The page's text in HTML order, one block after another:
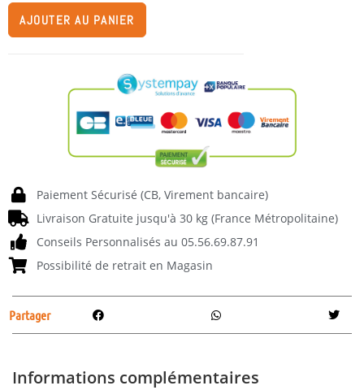
AJOUTER AU PANIER
Paiement Sécurisé (CB, Virement bancaire)
Livraison Gratuite jusqu'à 30 kg (France Métropolitaine)
Conseils Personnalisés au 05.56.69.87.91
Possibilité de retrait en Magasin
Partager
Informations complémentaires